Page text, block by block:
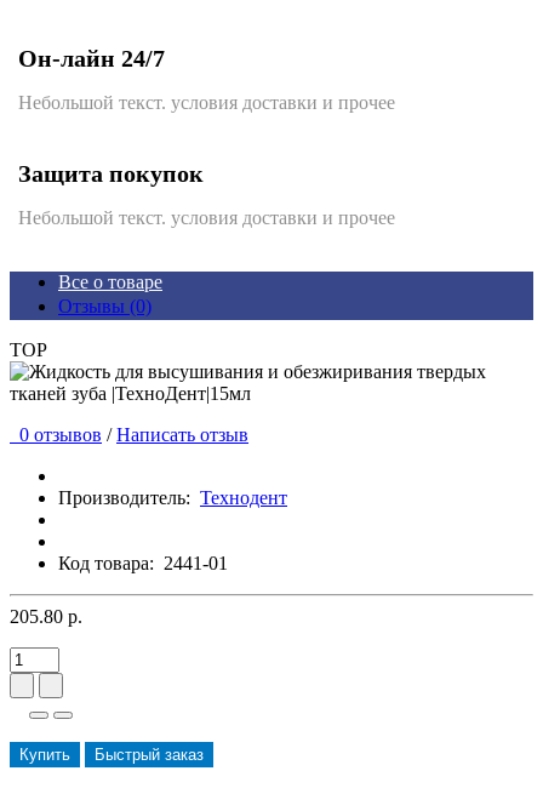
Он-лайн 24/7
Небольшой текст. условия доставки и прочее
Защита покупок
Небольшой текст. условия доставки и прочее
Все о товаре
Отзывы (0)
TOP
0 отзывов / Написать отзыв
Производитель: Технодент
Код товара: 2441-01
205.80 р.
Купить Быстрый заказ